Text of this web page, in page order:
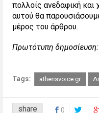
πολλοίς ανεδαφική και
αυτού θα
μέρος του άρθρου.
Πρωτότυπη
Tags: athensvoice.gr
share 0